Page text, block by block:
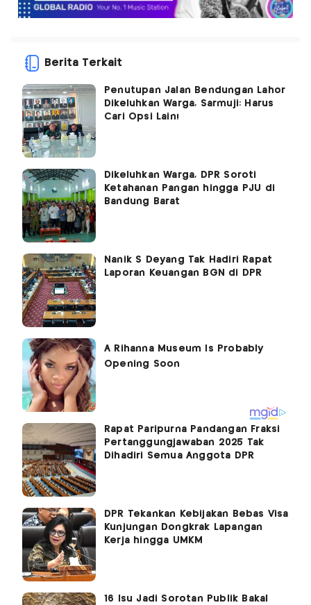
Berita Terkait
Penutupan Jalan Bendungan Lahor
Dikeluhkan Warga, Sarmuji: Harus
Cari Opsi Lain!
Dikeluhkan Warga, DPR Soroti
Ketahanan Pangan hingga PJU di
Bandung Barat
Nanik S Deyang Tak Hadiri Rapat
Laporan Keuangan BGN di DPR
Rapat Paripurna Pandangan Fraksi
Pertanggungjawaban 2025 Tak
Dihadiri Semua Anggota DPR
DPR Tekankan Kebijakan Bebas Visa
Kunjungan Dongkrak Lapangan
Kerja hingga UMKM
16 Isu Jadi Sorotan Publik Bakal